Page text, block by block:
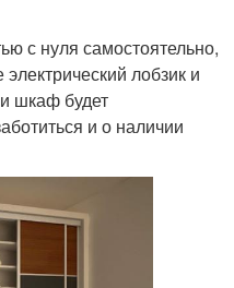
с нуля самостоятельно,
лобзик и
шкаф будет
и о наличии